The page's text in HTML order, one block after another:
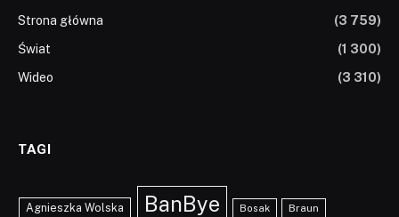
Strona główna
(3 759)
Świat
(1 300)
Wideo
(3 310)
TAGI
Agnieszka Wolska BanBye Bosak Braun